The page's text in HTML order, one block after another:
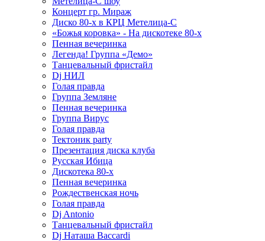
Концерт гр. Мираж
Диско 80-х в КРЦ Метелица-С
«Божья коровка» - На дискотеке 80-х
Пенная вечеринка
Легенда! Группа «Демо»
Танцевальный фристайл
Dj НИЛ
Голая правда
Группа Земляне
Пенная вечеринка
Группа Вирус
Голая правда
Тектоник party
Презентация диска клуба
Русская Ибица
Дискотека 80-х
Пенная вечеринка
Рождественская ночь
Голая правда
Dj Antonio
Танцевальный фристайл
Dj Наташа Baccardi